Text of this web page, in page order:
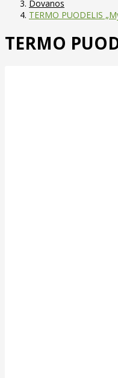
Dovanos
TERMO PUODELIS
TERMO